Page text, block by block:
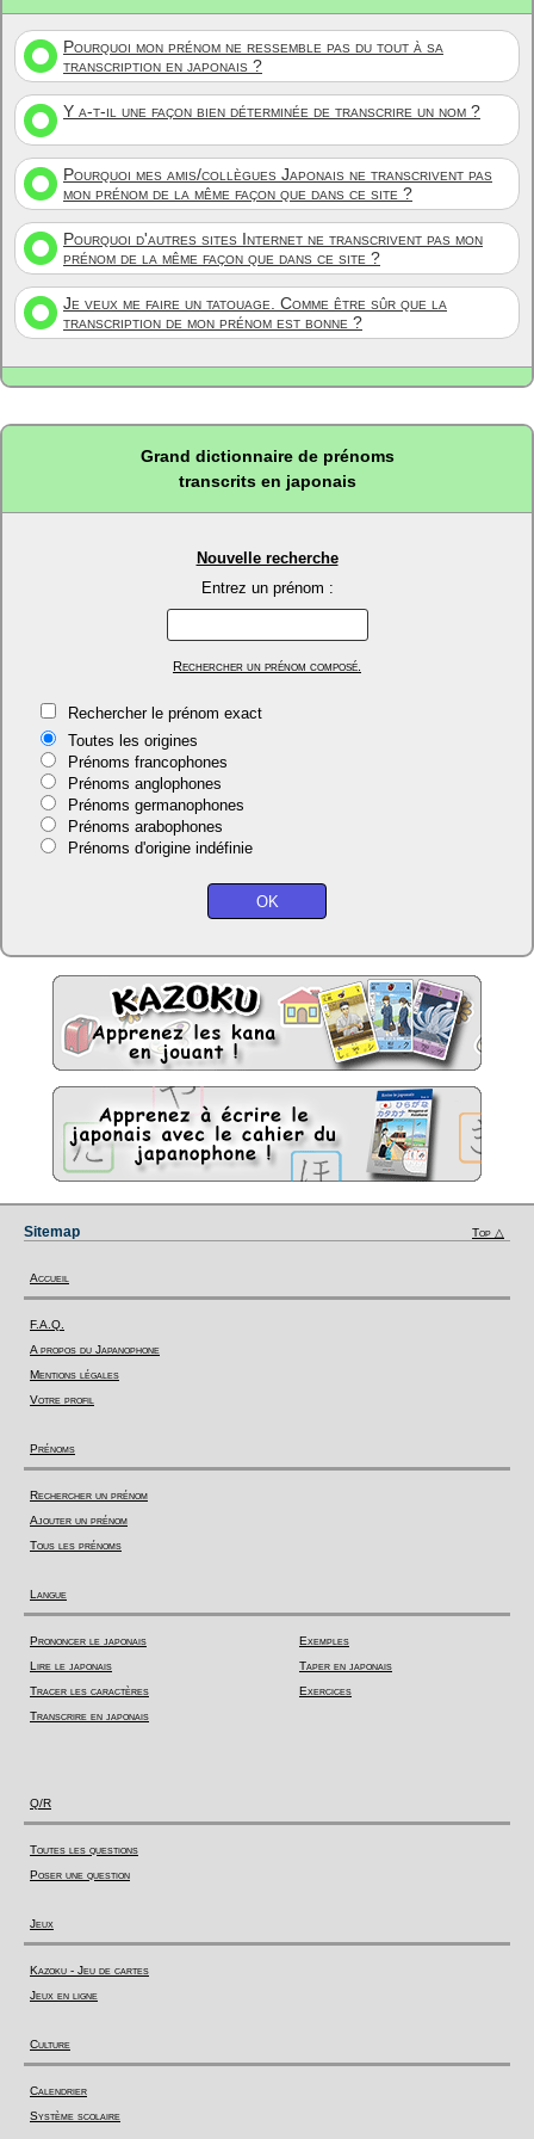
Pourquoi mon prénom ne ressemble pas du tout à sa
transcription en japonais ?
Y a-t-il une façon bien déterminée de transcrire un nom ?
Pourquoi mes amis/collègues Japonais ne transcrivent pas
mon prénom de la même façon que dans ce site ?
Pourquoi d'autres sites Internet ne transcrivent pas mon
prénom de la même façon que dans ce site ?
Je veux me faire un tatouage. Comme être sûr que la
transcription de mon prénom est bonne ?
Grand dictionnaire de prénoms
transcrits en japonais
Nouvelle recherche
Entrez un prénom :
Rechercher un prénom composé.
Rechercher le prénom exact
Toutes les origines
Prénoms francophones
Prénoms anglophones
Prénoms germanophones
Prénoms arabophones
Prénoms d'origine indéfinie
Sitemap Top △
Accueil
F.A.Q.
A propos du Japanophone
Mentions légales
Votre profil
Prénoms
Rechercher un prénom
Ajouter un prénom
Tous les prénoms
Langue
Prononcer le japonais
Lire le japonais
Tracer les caractères
Transcrire en japonais
Exemples
Taper en japonais
Exercices
Q/R
Toutes les questions
Poser une question
Jeux
Kazoku - Jeu de cartes
Jeux en ligne
Culture
Calendrier
Système scolaire